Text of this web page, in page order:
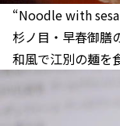
“Noodle with
杉ノ目・早春御膳
和風で江別の麺を